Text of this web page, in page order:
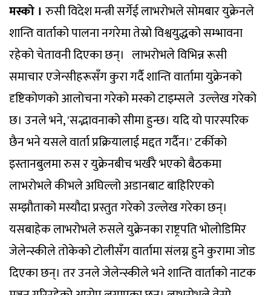
मस्को । रुसी विदेश मन्त्री सर्गेई लाभरोभले सोमबार युक्रेनले
शान्ति वार्ताको पालना नगरेमा तेस्रो विश्वयुद्धको सम्भावना
रहेको चेतावनी दिएका छन्। लाभरोभले विभिन्न रूसी
समाचार एजेन्सीहरूसँग कुरा गर्दै शान्ति वार्तामा युक्रेनको
दृष्टिकोणको आलोचना गरेको मस्को टाइम्सले उल्लेख गरेको
छ। उनले भने, 'सद्भावनाको सीमा हुन्छ। यदि यो पारस्परिक
छैन भने यसले वार्ता प्रक्रियालाई मद्दत गर्दैन।' टर्कीको
इस्तानबुलमा रुस र युक्रेनबीच भर्खरै भएको बैठकमा
लाभरोभले कीभले अघिल्लो अडानबाट बाहिरिएको
सम्झौताको मस्यौदा प्रस्तुत गरेको उल्लेख गरेका छन्।
यसबाहेक लाभरोभले रुसले युक्रेनका राष्ट्रपति भोलोडिमिर
जेलेन्स्कीले तोकेको टोलीसँग वार्तामा संलग्न हुने कुरामा जोड
दिएका छन्। तर उनले जेलेन्स्कीले भने शान्ति वार्ताको नाटक